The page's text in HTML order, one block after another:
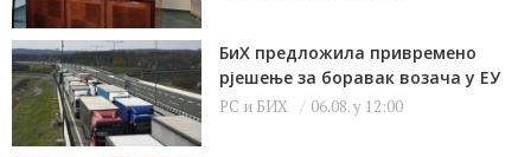
БиХ предложила привремено
рјешење за боравак возача у ЕУ
РС и БИХ 06.08. у 12:00